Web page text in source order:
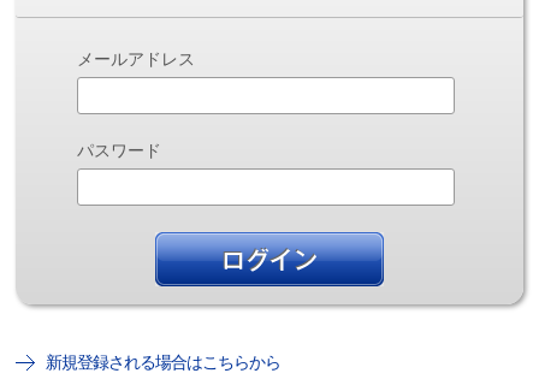
メールアドレス
パスワード
新規登録される場合はこちらから